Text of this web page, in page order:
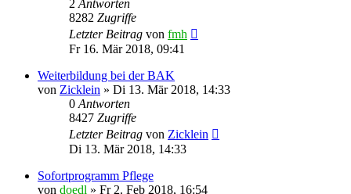
2 Antworten
8282 Zugriffe
Letzter Beitrag von fmh
Fr 16. Mär 2018, 09:41
Weiterbildung bei der BAK
von Zicklein » Di 13. Mär 2018, 14:33
0 Antworten
8427 Zugriffe
Letzter Beitrag von Zicklein
Di 13. Mär 2018, 14:33
Sofortprogramm Pflege
von doedl » Fr 2. Feb 2018, 16:54